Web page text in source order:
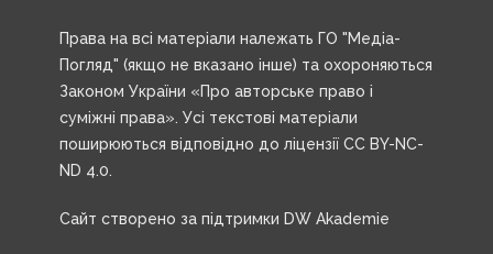
Права на всі матеріали належать ГО "Медіа-
Погляд" (якщо не вказано інше) та охороняються
Законом України «Про авторське право і
суміжні права». Усі текстові матеріали
поширюються відповідно до ліцензії CC BY-NC-
ND 4.0.
Сайт створено за підтримки DW Akademie